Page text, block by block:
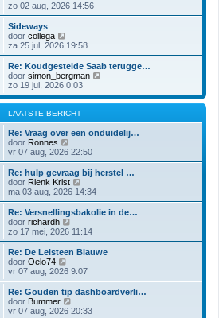
t
e
r
h
t
s
e
r
i
c
h
t
k
a
t
s
e
b
e
r
c
t
e
k
k
a
a
t
s
t
e
b
r
i
c
t
zo 02 aug, 2026 14:56
Sideways
door collega
e
k
i
j
k
a
a
t
s
t
e
r
i
c
t
za 25 jul, 2026 19:58
Re: Koudgestelde Saab terugge…
door simon_bergman
k
i
k
l
t
s
r
t
zo 19 jul, 2026 0:03
LAATSTE BERICHT
Re: Vraag over een onduidelij…
door Ronnes
e
k
i
j
k
a
t
s
e
e
r
i
c
h
vr 07 aug, 2026 22:50
Re: hulp gevraag bij herstel …
door Rienk Krist
e
k
i
k
a
a
t
s
e
e
ma 03 aug, 2026 14:34
Re: Versnellingsbakolie in de…
door richardh
e
k
i
k
a
t
s
zo 17 mei, 2026 11:14
Re: De Leisteen Blauwe
door Oelo74
e
k
i
j
k
vr 07 aug, 2026 9:07
Re: Gouden tip dashboardverli…
door Bummer
e
vr 07 aug, 2026 20:33